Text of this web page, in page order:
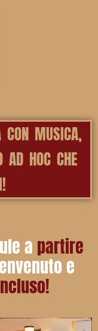
CON MUSICA,
AD HOC CHE
a partire
e